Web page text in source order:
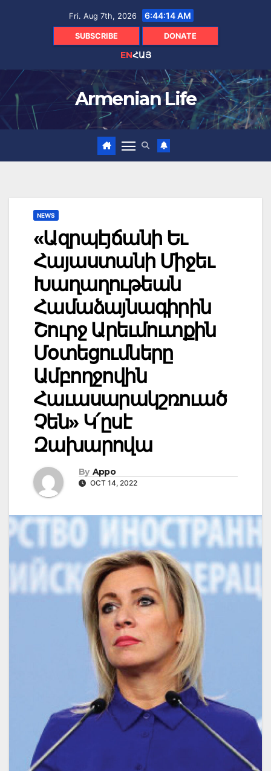
Fri. Aug 7th, 2026 6:44:15 AM
SUBSCRIBE DONATE
ENՀԱՅ
Armenian Life
NEWS
«Ազրպէյճանի Եւ
Հայաստանի Միջեւ
Խաղաղութեան
Համաձայնագիրին
Շուրջ Արեւմուտքին
Մօտեցումները
Ամբողջովին
Հաւասարակշռուած
Չեն» Կ՛ըսէ
Զախարովա
By Appo
OCT 14, 2022